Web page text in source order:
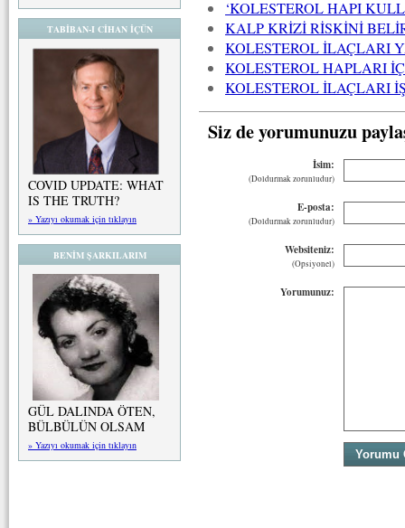
TABİBAN-I CİHAN İÇÜN
COVID UPDATE: WHAT
IS THE TRUTH?
» Yazıyı okumak için tıklayın
BENİM ŞARKILARIM
GÜL DALINDA ÖTEN,
BÜLBÜLÜN OLSAM
» Yazıyı okumak için tıklayın
‘KOLESTEROL HAPI
KALP KRİZİ RİSKİNİ
KOLESTEROL İLAÇLARI
KOLESTEROL HAPLARI
KOLESTEROL İLAÇLARI
Siz de yorumunuzu
İsim:
(Doldurmak zorunludur)
E-posta:
(Doldurmak zorunludur)
Websiteniz:
(Opsiyonel)
Yorumunuz: